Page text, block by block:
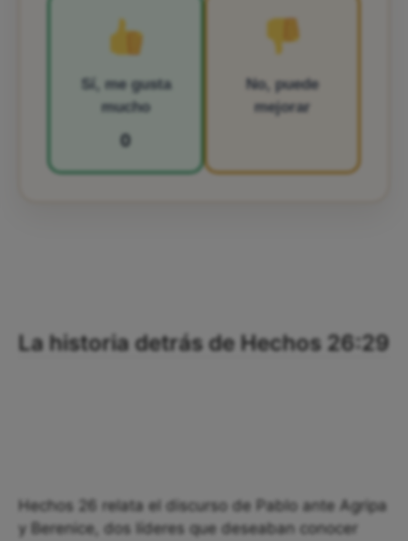
Sí, me gusta
mucho
0
No, puede
mejorar
La historia detrás de Hechos 26:29
Hechos 26 relata el discurso de Pablo ante Agripa
y Berenice, dos líderes que deseaban conocer